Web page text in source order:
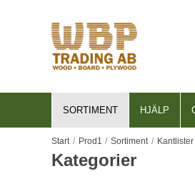
SORTIMENT
UTFÖRSÄLJNING
BOARD
HJÄLP
För nya kunder
Så handlar du
Om WBP
Historik
Start / Prod1 / Sortiment / Kantlister